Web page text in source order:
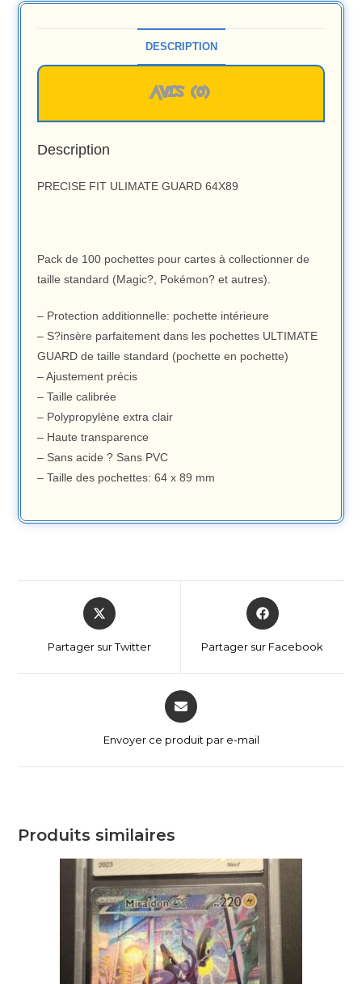
DESCRIPTION
AVIS (0)
Description
PRECISE FIT ULIMATE GUARD 64X89
Pack de 100 pochettes pour cartes à collectionner de
taille standard (Magic?, Pokémon? et autres).
– Protection additionnelle: pochette intérieure
– S?insère parfaitement dans les pochettes ULTIMATE
GUARD de taille standard (pochette en pochette)
– Ajustement précis
– Taille calibrée
– Polypropylène extra clair
– Haute transparence
– Sans acide ? Sans PVC
– Taille des pochettes: 64 x 89 mm
Partager sur Twitter Partager sur Facebook
Envoyer ce produit par e-mail
Produits similaires